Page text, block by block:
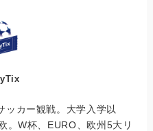
ッカー観戦。大学入学以
。W杯、EURO、欧州5大リ